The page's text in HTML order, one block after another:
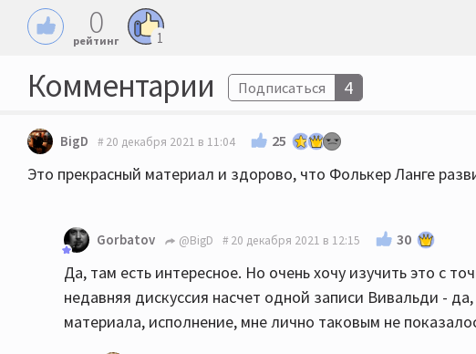
0
рейтинг 1
Комментарии Подписаться 4
BigD 20 декабря 2021 в 11:04 25
Это прекрасный материал и здорово, что Фолькер Ланге
Gorbatov @BigD 20 декабря 2021 в 12:15 30
Да, там есть интересное. Но очень хочу изучить это с
недавняя дискуссия насчет одной записи Вивальди -
материала, исполнение, мне лично таковым не